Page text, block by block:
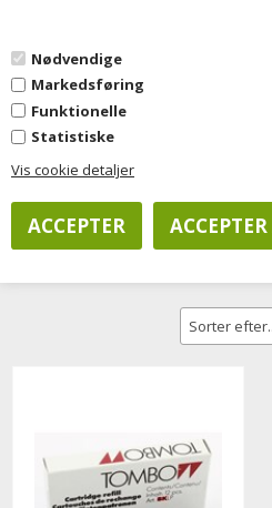
Nødvendige
Markedsføring
Funktionelle
Statistiske
Vis cookie detaljer
Forside»Kontorartikler
Ball-linere,